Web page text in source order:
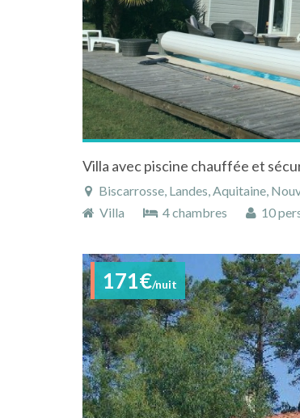
Biscarrosse, Landes, Aquitaine,
Villa
4 chambres 10
171€/nuit